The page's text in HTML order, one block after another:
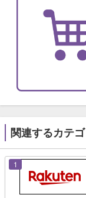
関連するカテ
1